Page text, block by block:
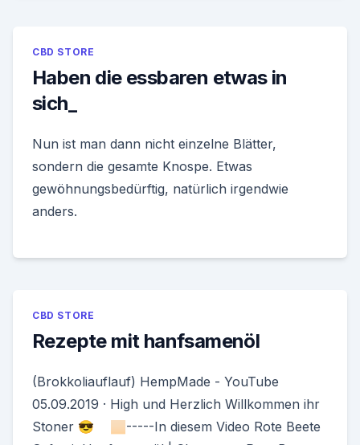
CBD STORE
Haben die essbaren etwas in
sich_
Nun ist man dann nicht einzelne Blätter,
sondern die gesamte Knospe. Etwas
gewöhnungsbedürftig, natürlich irgendwie
anders.
CBD STORE
Rezepte mit hanfsamenöl
(Brokkoliauflauf) HempMade - YouTube
05.09.2019 · High und Herzlich Willkommen ihr
Stoner 😎 🏻-----In diesem Video Rote Beete